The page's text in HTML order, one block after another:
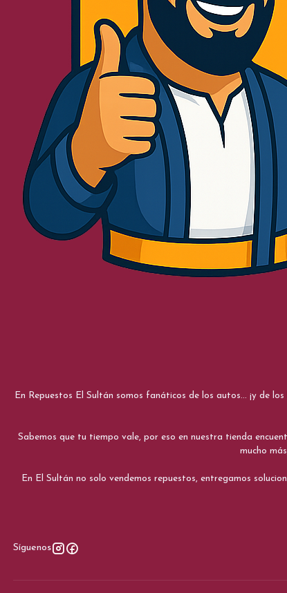
En Repuestos El Sultán somos fanáticos de los autos... ¡y de
Sabemos que tu tiempo vale, por eso en nuestra tienda
mucho
En El Sultán no solo vendemos repuestos, entregamos
Síguenos